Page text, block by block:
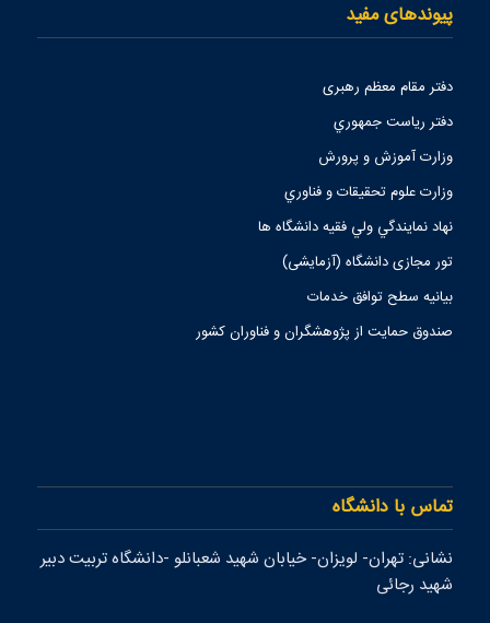
پیوندهای مفید
دفتر مقام معظم رهبری
دفتر رياست جمهوري
وزارت آموزش و پرورش
وزارت علوم تحقيقات و فناوري
نهاد نمايندگي ولي فقيه دانشگاه ها
تور مجازی دانشگاه (آزمایشی)
بیانیه سطح توافق خدمات
صندوق حمايت از پژوهشگران و فناوران كشور
تماس با دانشگاه
نشانی: تهران- لويزان- خيابان شهيد شعبانلو -دانشگاه تربيت دبير
شهيد رجائی